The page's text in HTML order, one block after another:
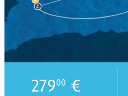
27900 €